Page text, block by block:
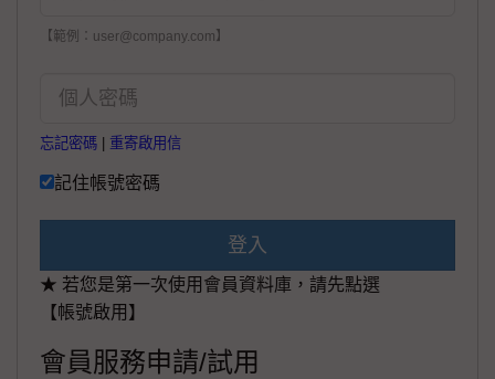
【範例：user@company.com】
忘記密碼 重寄啟用信
記住帳號密碼
登入
★ 若您是第一次使用會員資料庫，請先點選
【帳號啟用】
會員服務申請/試用